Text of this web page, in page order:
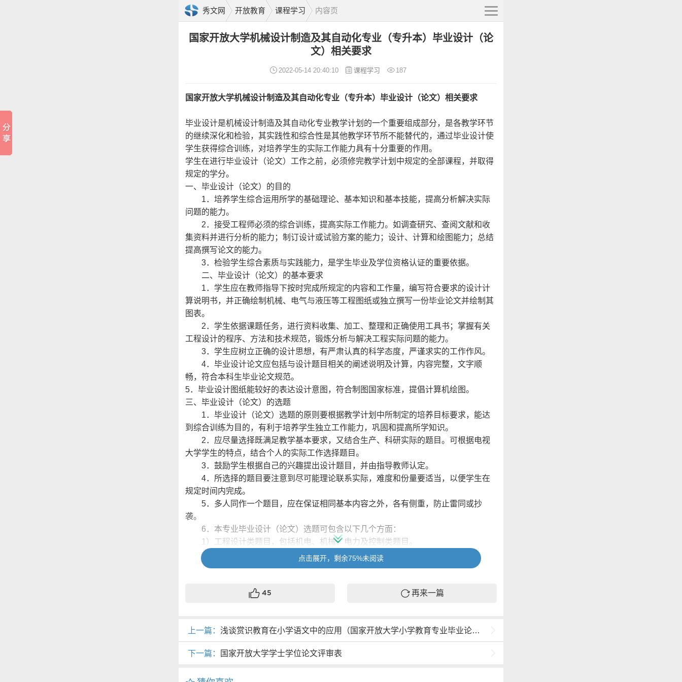
秀文网 开放教育 课程学习 内容页
国家开放大学机械设计制造及其自动化专业（专升本）毕业设计（论
文）相关要求
2022-05-14 20:40:10 课程学习 187
国家开放大学机械设计制造及其自动化专业（专升本）毕业设计（论文） 相关要求
毕业设计是机械设计制造及其自动化专业教学计划的一个重要组成部分，是各教学环节
的继续深化和检验，其实践性和综合性是其他教学环节所不能替代的，通过毕业设计使
学生获得综合训练，对培养学生的实际工作能力具有十分重要的作用。
学生在进行毕业设计（论文）工作之前，必须修完教学计划中规定的全部课程，并取得
规定的学分。
一、毕业设计（论文）的目的
1．培养学生综合运用所学的基础理论、基本知识和基本技能，提高分析解决实际
问题的能力。
2．接受工程师必须的综合训练，提高实际工作能力。如调查研究、查阅文献和收
集资料并进行分析的能力；制订设计或试验方案的能力；设计、计算和绘图能力；总结
提高撰写论文的能力。
3．检验学生综合素质与实践能力，是学生毕业及学位资格认证的重要依据。
二、毕业设计（论文）的基本要求
1．学生应在教师指导下按时完成所规定的内容和工作量，编写符合要求的设计计
算说明书，并正确绘制机械、电气与液压等工程图纸或独立撰写一份毕业论文并绘制其
图表。
2．学生依据课题任务，进行资料收集、加工、整理和正确使用工具书；掌握有关
工程设计的程序、方法和技术规范，锻炼分析与解决工程实际问题的能力。
3．学生应树立正确的设计思想，有严肃认真的科学态度，严谨求实的工作作风。
4．毕业设计论文应包括与设计题目相关的阐述说明及计算，内容完整，文字顺
畅，符合本科生毕业论文规范。
5．毕业设计图纸能较好的表达设计意图，符合制图国家标准，提倡计算机绘图。
三、毕业设计（论文）的选题
1．毕业设计（论文）选题的原则要根据教学计划中所制定的培养目标要求，能达
到综合训练为目的，有利于培养学生独立工作能力，巩固和提高所学知识。
2．应尽量选择既满足教学基本要求，又结合生产、科研实际的题目。可根据电视
大学学生的特点，结合个人的实际工作选择题目。
3．鼓励学生根据自己的兴趣提出设计题目，并由指导教师认定。
4．所选择的题目要注意到尽可能理论联系实际，难度和份量要适当，以便学生在
规定时间内完成。
5．多人同作一个题目，应在保证相同基本内容之外，各有侧重，防止雷同或抄
袭。
6．本专业毕业设计（论文）选题可包含以下几个方面：
1）工程设计类题目，包括机电、机械、电力及控制类题目。
2）工程技术研究类题目，可为技术革新、创新、设计等项目。
四、毕业设计（论文）答辩
（不少于5人）组成，设主任一人（应具有高级职称），由答辩委员会主任主持答辩。
辩。每名学生答辩时间为15分钟左右，包括设计内容重点介绍和回答教师提出的问题两
个环节。
3．学生论文答辩工作，按学校安排时间统一进行。
点击展开，剩余75%未阅读
45 再来一篇
上一篇： 浅谈赏识教育在小学语文中的应用（国家开放大学小学教育专业毕业论文例文）
下一篇： 国家开放大学学士学位论文评审表